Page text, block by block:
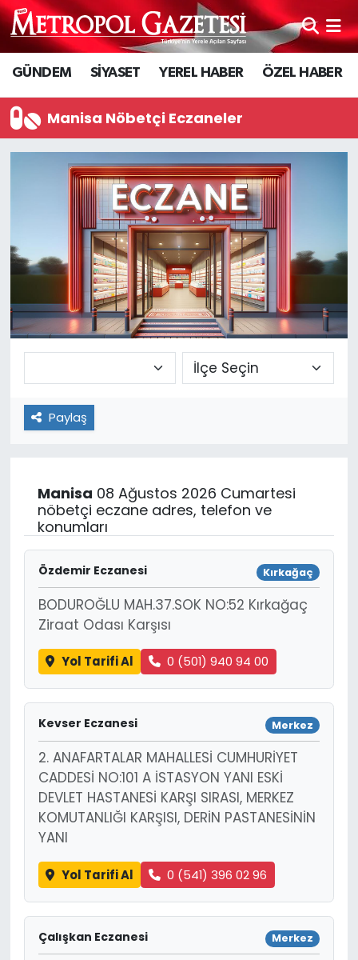
GÜNDEM SİYASET YEREL HABER ÖZEL HABER
Manisa Nöbetçi Eczaneler
Paylaş
Manisa 08 Ağustos 2026 Cumartesi
nöbetçi eczane adres, telefon ve
konumları
Özdemir Eczanesi Kırkağaç
BODUROĞLU MAH.37.SOK NO:52 Kırkağaç
Ziraat Odası Karşısı
Yol Tarifi Al 0 (501) 940 94 00
Kevser Eczanesi Merkez
2. ANAFARTALAR MAHALLESİ CUMHURİYET
CADDESİ NO:101 A İSTASYON YANI ESKİ
DEVLET HASTANESİ KARŞI SIRASI, MERKEZ
KOMUTANLIĞI KARŞISI, DERİN PASTANESİNİN
YANI
Yol Tarifi Al 0 (541) 396 02 96
Çalışkan Eczanesi Merkez
Hava Durumu
Trafik Durumu
Süper Lig Puan Durumu ve Fikstür
Tüm Manşetler
Son Dakika Haberleri
Haber Arşivi